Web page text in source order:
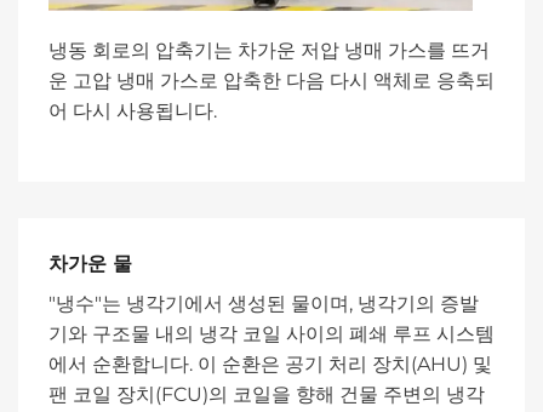
냉동 회로의 압축기는 차가운 저압 냉매 가스를 뜨거
운 고압 냉매 가스로 압축한 다음 다시 액체로 응축되
어 다시 사용됩니다.
차가운 물
"냉수"는 냉각기에서 생성된 물이며, 냉각기의 증발
기와 구조물 내의 냉각 코일 사이의 폐쇄 루프 시스템
에서 순환합니다. 이 순환은 공기 처리 장치(AHU) 및
팬 코일 장치(FCU)의 ​​코일을 향해 건물 주변의 냉각